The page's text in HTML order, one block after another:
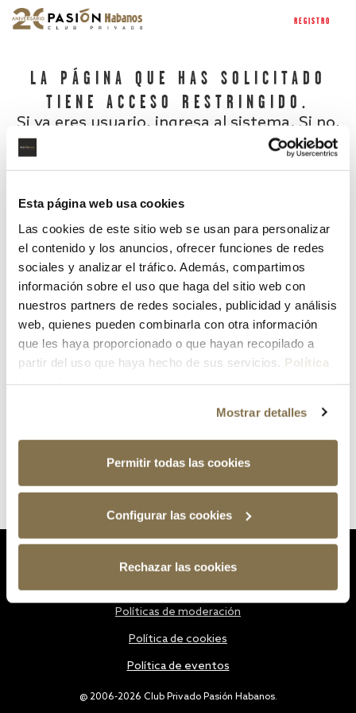
Esta página web usa cookies
Las cookies de este sitio web se usan para personalizar
el contenido y los anuncios, ofrecer funciones de redes
sociales y analizar el tráfico. Además, compartimos
información sobre el uso que haga del sitio web con
nuestros partners de redes sociales, publicidad y análisis
web, quienes pueden combinarla con otra información
que les haya proporcionado o que hayan recopilado a
partir del uso que haya hecho de sus servicios. Política
Mostrar detalles
Permitir todas las cookies
Configurar las cookies
Rechazar las cookies
REGISTRO
LA PÁGINA QUE HAS SOLICITADO
TIENE ACCESO RESTRINGIDO.
Si ya eres usuario, ingresa al sistema. Si no,
¿Has olvidado tu contraseña?
@ 2006-2026 Club Privado Pasión Habanos.
Políticas de moderación
Política de cookies
Política de eventos